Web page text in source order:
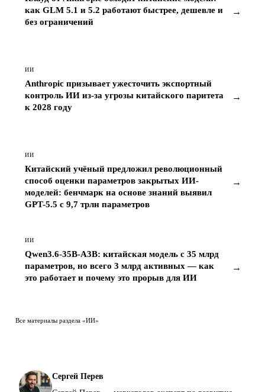
без ограничений
Anthropic призывает ужесточить экспортный
контроль ИИ из-за угрозы китайского паритета
к 2028 году
Китайский учёный предложил революционный
способ оценки параметров закрытых ИИ-
моделей: бенчмарк на основе знаний выявил
GPT-5.5 с 9,7 трлн параметров
Qwen3.6-35B-A3B: китайская модель с 35 млрд
параметров, но всего 3 млрд активных — как
это работает и почему это прорыв для ИИ
Сергей Перев — маркетолог, эксперт по развитию
digital-продуктов, финансовый эксперт и аналитик.